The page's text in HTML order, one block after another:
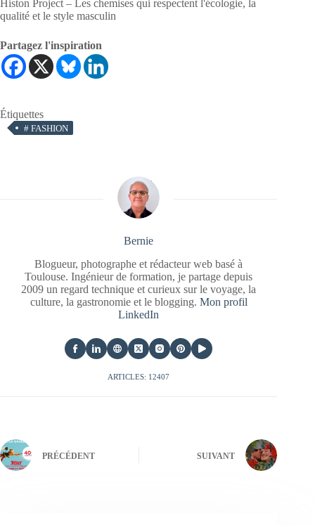
Histon Project – Les chemises qui respectent l'écologie, la
qualité et le style masculin
Partagez l'inspiration
Étiquettes
# FASHION
Bernie
Blogueur, photographe et rédacteur web basé à
Toulouse. Ingénieur de formation, je partage depuis
2009 un regard technique et curieux sur le voyage, la
culture, la gastronomie et le blogging. Mon profil
LinkedIn
ARTICLES: 12407
PRÉCÉDENT SUIVANT